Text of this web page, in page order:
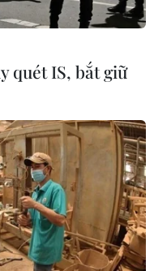
vật
quét IS, bắt giữ